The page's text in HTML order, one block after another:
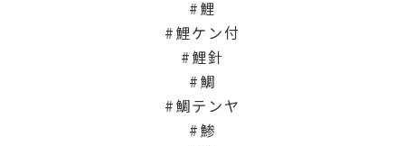
鯉
鯉ケン付
鯉針
鯛
鯛テンヤ
鯵